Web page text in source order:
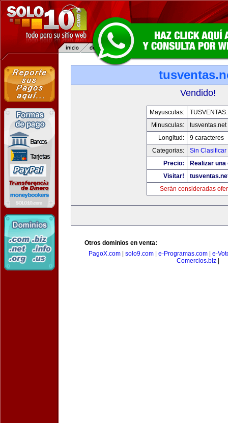
Vendido!
Mayusculas:
Minusculas:
tusventas.net
Longitud:
9 caracteres
Categorias:
Sin Clasificar
Precio:
Realizar
Visitar!
Serán consideradas
Otros dominios en venta:
PagoX.com
solo9.com e-Programas.com
e-
Comercios.biz